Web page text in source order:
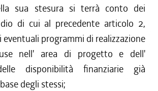
sua stesura si terrà conto dei
di cui al precedente articolo 2,
eventuali programmi di realizzazione
nell' area di progetto e dell'
disponibilità finanziarie già
degli stessi;